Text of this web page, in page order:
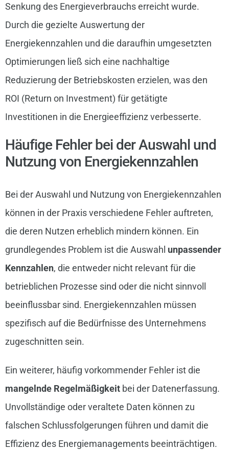
Senkung des Energieverbrauchs erreicht wurde.
Durch die gezielte Auswertung der
Energiekennzahlen und die daraufhin umgesetzten
Optimierungen ließ sich eine nachhaltige
Reduzierung der Betriebskosten erzielen, was den
ROI (Return on Investment) für getätigte
Investitionen in die Energieeffizienz verbesserte.
Häufige Fehler bei der Auswahl und
Nutzung von Energiekennzahlen
Bei der Auswahl und Nutzung von Energiekennzahlen
können in der Praxis verschiedene Fehler auftreten,
die deren Nutzen erheblich mindern können. Ein
grundlegendes Problem ist die Auswahl unpassender
Kennzahlen, die entweder nicht relevant für die
betrieblichen Prozesse sind oder die nicht sinnvoll
beeinflussbar sind. Energiekennzahlen müssen
spezifisch auf die Bedürfnisse des Unternehmens
zugeschnitten sein.
Ein weiterer, häufig vorkommender Fehler ist die
mangelnde Regelmäßigkeitbei der Datenerfassung.
Unvollständige oder veraltete Daten können zu
falschen Schlussfolgerungen führen und damit die
Effizienz des Energiemanagements beeinträchtigen.